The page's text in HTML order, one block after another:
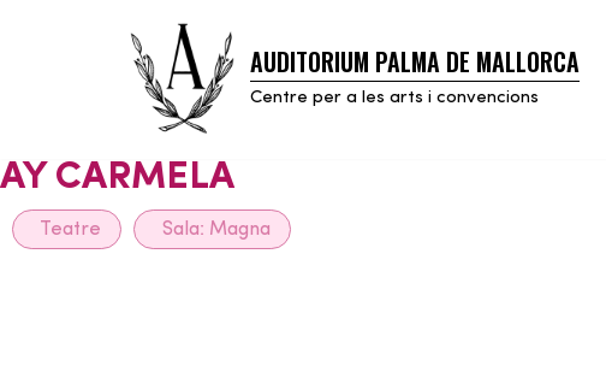
AUDITORIUM PALMA DE MALLORCA
Centre per a les arts i convencions
AY CARMELA
Teatre Sala: Magna